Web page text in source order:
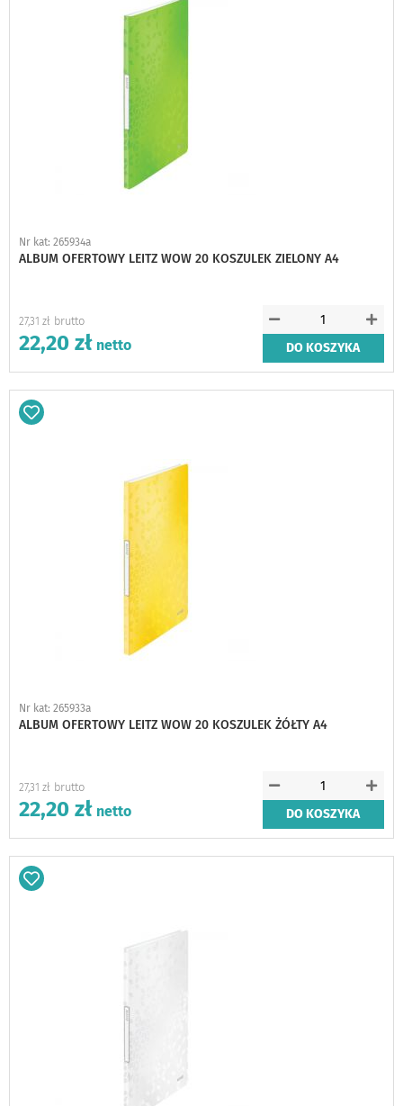
Nr kat: 265934a
ALBUM OFERTOWY LEITZ WOW 20 KOSZULEK ZIELONY A4
27,31 zł
22,20 zł DO KOSZYKA
Dodaj
Nr kat: 265933a
ALBUM OFERTOWY LEITZ WOW 20 KOSZULEK ŻÓŁTY A4
27,31 zł
22,20 zł DO KOSZYKA
Dodaj